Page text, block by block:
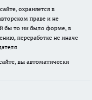
охраняется в
праве и не
бы то ни было форме, в
переработке не иначе
вы автоматически